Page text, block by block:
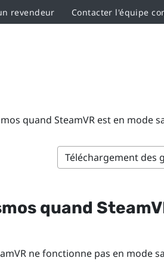
revendeur Contacter l'équipe
quand SteamVR est en mode
Téléchargement des
quand
ne fonctionne pas en mode